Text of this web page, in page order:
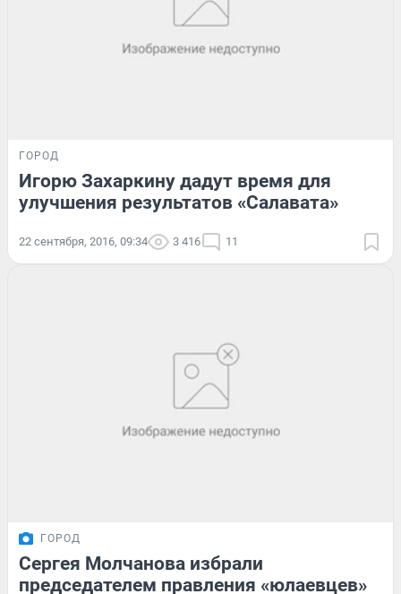
ГОРОД
Игорю Захаркину дадут время для
улучшения результатов «Салавата»
22 сентября, 2016, 09:34 3 416 11
ГОРОД
Сергея Молчанова избрали
председателем правления «юлаевцев»